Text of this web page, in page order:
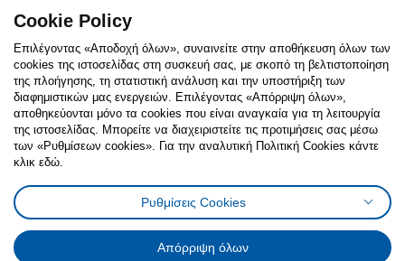
Follow us:
FacebookInstagram
TikTokYoutubePinterestTwitter
Πολιτική CookiesΔήλωση ψηφιακής προσβασιμότητας
Ρυθμίσεις cookiesΌροι Χρήσης
Γενική Πολιτική Προσωπικών Δεδομένων
Πολιτική Προσωπικών Δεδομένων για ΙΚΕΑ.gr
Cookie Policy
Επιλέγοντας «Αποδοχή όλων», συναινείτε στην αποθήκευση όλων των
cookies της ιστοσελίδας στη συσκευή σας, με σκοπό τη βελτιστοποίηση
της πλοήγησης, τη στατιστική ανάλυση και την υποστήριξη των
διαφημιστικών μας ενεργειών. Επιλέγοντας «Απόρριψη όλων»,
αποθηκεύονται μόνο τα cookies που είναι αναγκαία για τη λειτουργία
της ιστοσελίδας. Μπορείτε να διαχειριστείτε τις προτιμήσεις σας μέσω
των «Ρυθμίσεων cookies». Για την αναλυτική Πολιτική Cookies κάντε
κλικ εδώ.
Ρυθμίσεις Cookies
Απόρριψη όλων